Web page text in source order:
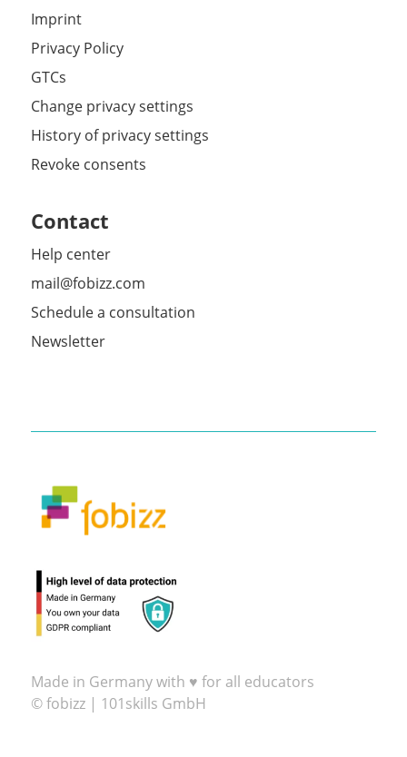
Imprint
Privacy Policy
GTCs
Change privacy settings
History of privacy settings
Revoke consents
Contact
Help center
mail@fobizz.com
Schedule a consultation
Newsletter
Made in Germany with ♥ for all educators
© fobizz | 101skills GmbH